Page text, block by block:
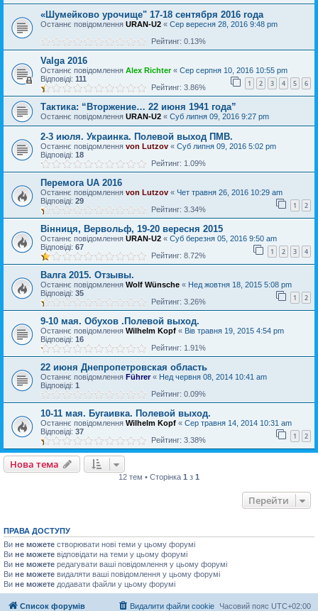
«Шумейково урочище" 17-18 сентября 2016 года
Останнє повідомлення URAN-U2 « Сер вересня 28, 2016 9:48 pm
Рейтинг: 0.13%
Valga 2016
Останнє повідомлення Alex Richter« Сер серпня 10, 2016 10:55 pm
Відповіді: 111 1 2 3 4 5 6
Рейтинг: 3.86%
Тактика: “Вторжение… 22 июня 1941 года”
Останнє повідомлення URAN-U2 « Суб липня 09, 2016 9:27 pm
2-3 июля. Украинка. Полевой выход ПМВ.
Останнє повідомлення von Lutzov « Суб липня 09, 2016 5:02 pm
Відповіді: 18
Рейтинг: 1.09%
Перемога UA 2016
Останнє повідомлення von Lutzov « Чет травня 26, 2016 10:29 am
Відповіді: 29 1 2
Рейтинг: 3.34%
Вінниця, Вервольф, 19-20 вересня 2015
Останнє повідомлення URAN-U2 « Суб березня 05, 2016 9:50 am
Відповіді: 67 1 2 3 4
Рейтинг: 8.72%
Валга 2015. Отзывы.
Останнє повідомлення Wolf Wünsche « Нед жовтня 18, 2015 5:08 pm
Відповіді: 35 1 2
Рейтинг: 3.26%
9-10 мая. Обухов .Полевой выход.
Останнє повідомлення Wilhelm Kopf « Вів травня 19, 2015 4:54 pm
Відповіді: 16
Рейтинг: 1.91%
22 июня Днепропетровская область
Останнє повідомлення Führer« Нед червня 08, 2014 10:41 am
Відповіді: 1
Рейтинг: 0.09%
10-11 мая. Бугаивка. Полевой выход.
Останнє повідомлення Wilhelm Kopf « Сер травня 14, 2014 10:31 am
Відповіді: 37 1 2
Рейтинг: 3.38%
Нова тема
12 тем • Сторінка 1 з 1
Перейти
ПРАВА ДОСТУПУ
Ви не можете створювати нові теми у цьому форумі
Ви не можете відповідати на теми у цьому форумі
Ви не можете редагувати ваші повідомлення у цьому форумі
Ви не можете видаляти ваші повідомлення у цьому форумі
Ви не можете додавати файли у цьому форумі
Список форумів Часовий пояс UTC+02:00
Видалити файли cookie